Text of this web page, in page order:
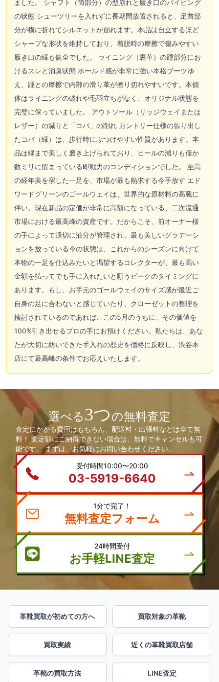
ました。 シャフト（筒部分）の型崩れと履き口のパイピング
の状態 シューツリーを入れずに長期間放置されると、足首部
分が横に折れてシルエットが崩れます。本品は自立するほど
シャープな形状を維持しており、着脱時の摩擦で傷みやすい
履き口の縁も健全でした。 ライニング（裏革）の踵部分にお
けるスレと消臭状態 ホールド感が非常に強い本格ブーツゆ
え、踵との摩擦で内部の滑り革が擦り切れやすいです。本個
体はライニングの破れや毛羽立ちがなく、オリジナル状態を
完璧に保っていました。 アウトソール（リッジウェイまたは
レザー）の減りと「コバ」の削れ カントリー仕様の張り出し
たコバ（縁）は、歩行時にぶつけやすい性質があります。本
品は縁まで美しく磨き上げられており、ヒールの減りも僅か
数ミリに留まっている即戦力のコンディションでした。 至高
の経年美を宿した一足を、市場が最も熱求する今手放す エド
ワードグリーンのゴールウェイは、世界的な原材料の高騰に
伴い、現在新品の定価が非常に高額になっている、二次流通
市場における最高峰の資産です。だからこそ、前オーナー様
の手によって適切に油分が管理され、最も美しいグラデーシ
ョンを放っている今の状態は、これからのシーズンに向けて
本物の一足を仕込みたいと渇望するコレクターが、最も高い
金額を払ってでも手に入れたいと願うピークのタイミングに
あります。もし、お手元のゴールウェイのサイズ感が最近ご
自身の足に合わないと感じていたり、クローゼットの整理を
検討されているのであれば、この5月のうちに、その価値を
100%引き出せるプロの手にお預けください。私たちは、あな
たが大切に紡いできた手入れの歴史を価格に反映し、渋谷本
店にて最高峰の条件でお応えいたします。
選べる3つの無料査定
査定にかかる費用はもちろん、配送料・出張料などは全て無
料！ 査定額にご納得できない場合は、無料でキャンセルも可
能です。 まずは、お気軽にお問い合わせください。
受付時間10:00〜20:00
03-5919-6640
1分で完了！
無料査定フォーム
24時間受付
お手軽LINE査定
革靴買取が初めての方へ 買取対象の革靴
買取実績 近くの革靴買取店舗
革靴の買取方法 LINE査定